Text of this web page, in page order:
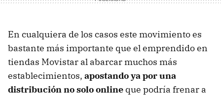
En cualquiera de los casos este movimiento es
bastante más importante que el emprendido en
tiendas Movistar al abarcar muchos más
establecimientos, apostando ya por una
distribución no solo online que podría frenar a